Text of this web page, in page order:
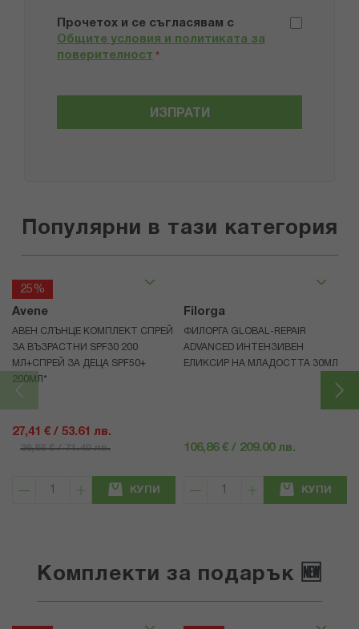
Прочетох и се съгласявам с
Общите условия и политиката за
поверителност *
ИЗПРАТИ
Популярни в тази категория
25%
Avene
АВЕН СЛЪНЦЕ КОМПЛЕКТ СПРЕЙ
ЗА ВЪЗРАСТНИ SPF30 200
МЛ+СПРЕЙ ЗА ДЕЦА SPF50+
200МЛ*
27,41 € / 53.61 лв.
36,55 € / 71.49 лв.
КУПИ
Filorga
ФИЛОРГА GLOBAL-REPAIR
ADVANCED ИНТЕНЗИВЕН
ЕЛИКСИР НА МЛАДОСТТА 30МЛ
106,86 € / 209.00 лв.
КУПИ
Комплекти за подарък 🆕